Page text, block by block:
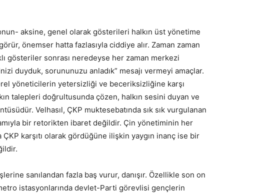
aksine, genel olarak gösterileri halkın üst yönetime
önemser hatta fazlasıyla ciddiye alır. Zaman zaman
gösteriler sonrası neredeyse her zaman merkezi
duyduk, sorununuzu anladık” mesajı vermeyi amaçlar.
yöneticilerin yetersizliği ve beceriksizliğine karşı
talepleri doğrultusunda çözen, halkın sesini duyan ve
Velhasıl, ÇKP muktesebatında sık sık vurgulanan
bir retorikten ibaret değildir. Çin yönetiminin her
karşıtı olarak gördüğüne ilişkin yaygın inanç ise bir
sanılandan fazla baş vurur, danışır. Özellikle son on
istasyonlarında devlet-Parti görevlisi gençlerin